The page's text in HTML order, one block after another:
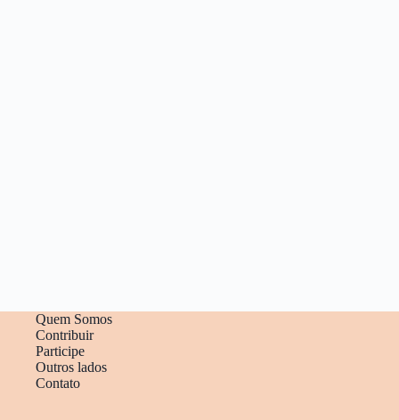
Quem Somos
Contribuir
Participe
Outros lados
Contato